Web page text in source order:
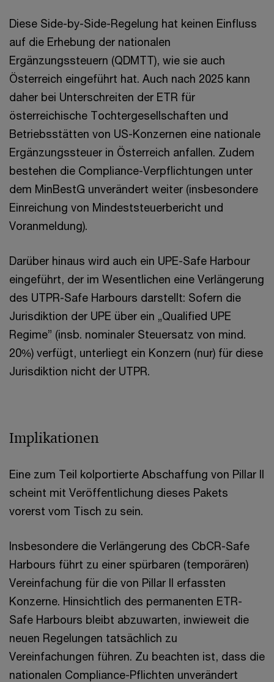
Diese Side-by-Side-Regelung hat keinen Einfluss
auf die Erhebung der nationalen
Ergänzungssteuern (QDMTT), wie sie auch
Österreich eingeführt hat. Auch nach 2025 kann
daher bei Unterschreiten der ETR für
österreichische Tochtergesellschaften und
Betriebsstätten von US-Konzernen eine nationale
Ergänzungssteuer in Österreich anfallen. Zudem
bestehen die Compliance-Verpflichtungen unter
dem MinBestG unverändert weiter (insbesondere
Einreichung von Mindeststeuerbericht und
Voranmeldung).
Darüber hinaus wird auch ein UPE-Safe Harbour
eingeführt, der im Wesentlichen eine Verlängerung
des UTPR-Safe Harbours darstellt: Sofern die
Jurisdiktion der UPE über ein „Qualified UPE
Regime” (insb. nominaler Steuersatz von mind.
20%) verfügt, unterliegt ein Konzern (nur) für diese
Jurisdiktion nicht der UTPR.
Implikationen
Eine zum Teil kolportierte Abschaffung von Pillar II
scheint mit Veröffentlichung dieses Pakets
vorerst vom Tisch zu sein.
Insbesondere die Verlängerung des CbCR-Safe
Harbours führt zu einer spürbaren (temporären)
Vereinfachung für die von Pillar II erfassten
Konzerne. Hinsichtlich des permanenten ETR-
Safe Harbours bleibt abzuwarten, inwieweit die
neuen Regelungen tatsächlich zu
Vereinfachungen führen. Zu beachten ist, dass die
nationalen Compliance-Pflichten unverändert